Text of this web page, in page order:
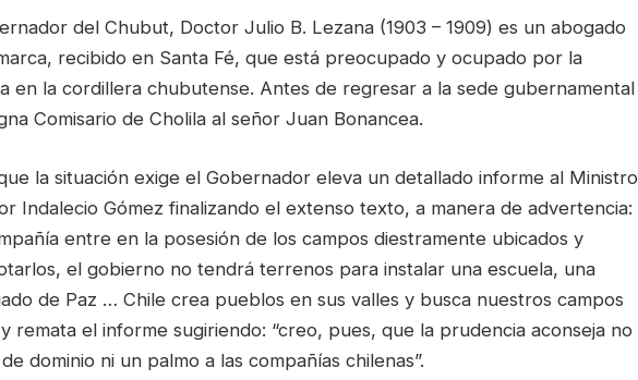
del Chubut, Doctor Julio B. Lezana (1903 – 1909) es un abogado
recibido en Santa Fé, que está preocupado y ocupado por la
en la cordillera chubutense. Antes de regresar a la sede gubernamental
Comisario de Cholila al señor Juan Bonancea.
la situación exige el Gobernador eleva un detallado informe al Ministro
Indalecio Gómez finalizando el extenso texto, a manera de advertencia:
entre en la posesión de los campos diestramente ubicados y
el gobierno no tendrá terrenos para instalar una escuela, una
de Paz … Chile crea pueblos en sus valles y busca nuestros campos
y remata el informe sugiriendo: “creo, pues, que la prudencia aconseja no
dominio ni un palmo a las compañías chilenas”.